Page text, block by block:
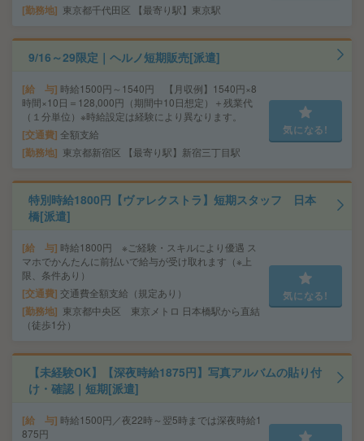
勤務地 東京都千代田区 【最寄り駅】東京駅
9/16～29限定｜ヘルノ短期販売[派遣]
給 与 時給1500円～1540円 【月収例】1540円×8
時間×10日＝128,000円（期間中10日想定）＋残業代
（１分単位）※時給設定は経験により異なります。
交通費 全額支給
勤務地 東京都新宿区 【最寄り駅】新宿三丁目駅
気になる!
特別時給1800円【ヴァレクストラ】短期スタッフ 日本
橋[派遣]
給 与 時給1800円 ※ご経験・スキルにより優遇 ス
マホでかんたんに前払いで給与が受け取れます（※上
限、条件あり）
交通費 交通費全額支給（規定あり）
勤務地
東京都中央区 東京メトロ 日本橋駅から直結
（徒歩1分）
気になる!
【未経験OK】【深夜時給1875円】写真アルバムの貼り付
け・確認｜短期[派遣]
給 与 時給1500円／夜22時～翌5時までは深夜時給1
875円